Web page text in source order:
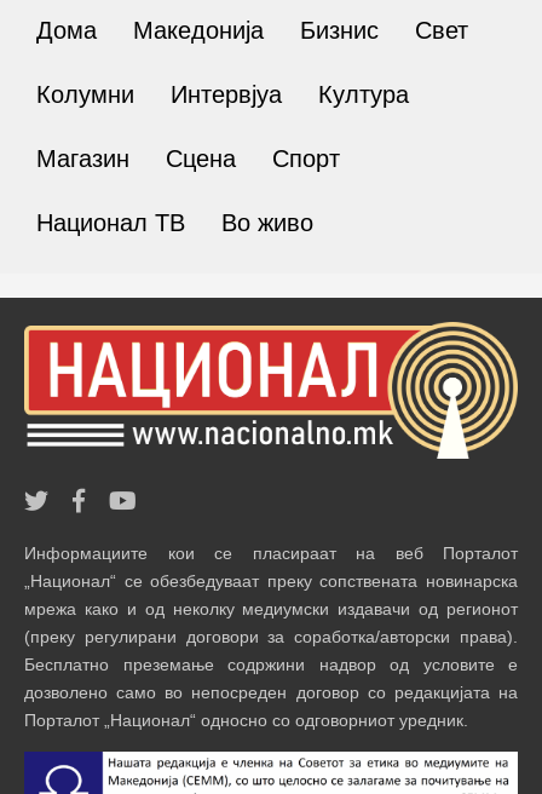
Дома Македонија Бизнис Свет
Колумни Интервјуа Култура
Магазин Сцена Спорт
Национал ТВ Во живо
Информациите кои се пласираат на веб Порталот
„Национал“ се обезбедуваат преку сопствената новинарска
мрежа како и од неколку медиумски издавачи од регионот
(преку регулирани договори за соработка/авторски права).
Бесплатно преземање содржини надвор од условите е
дозволено само во непосреден договор со редакцијата на
Порталот „Национал“ односно со одговорниот уредник.